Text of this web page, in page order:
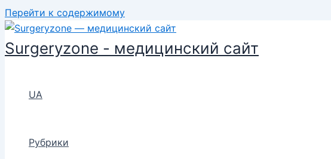
Перейти к содержимому
Surgeryzone - медицинский сайт
UA
Рубрики